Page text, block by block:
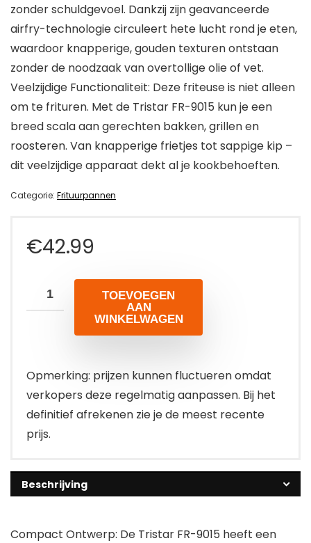
zonder schuldgevoel. Dankzij zijn geavanceerde
airfry-technologie circuleert hete lucht rond je eten,
waardoor knapperige, gouden texturen ontstaan
zonder de noodzaak van overtollige olie of vet.
Veelzijdige Functionaliteit: Deze friteuse is niet alleen
om te frituren. Met de Tristar FR-9015 kun je een
breed scala aan gerechten bakken, grillen en
roosteren. Van knapperige frietjes tot sappige kip –
dit veelzijdige apparaat dekt al je kookbehoeften.
Categorie: Frituurpannen
€42.99
TOEVOEGEN
AAN
WINKELWAGEN
Opmerking: prijzen kunnen fluctueren omdat
verkopers deze regelmatig aanpassen. Bij het
definitief afrekenen zie je de meest recente
prijs.
Beschrijving
Compact Ontwerp: De Tristar FR-9015 heeft een